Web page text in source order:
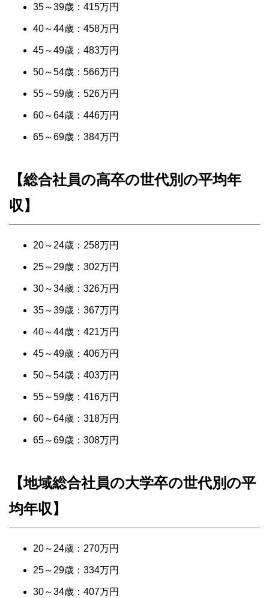
35～39歳：415万円
40～44歳：458万円
45～49歳：483万円
50～54歳：566万円
55～59歳：526万円
60～64歳：446万円
65～69歳：384万円
【総合社員の高卒の世代別の平均年
収】
20～24歳：258万円
25～29歳：302万円
30～34歳：326万円
35～39歳：367万円
40～44歳：421万円
45～49歳：406万円
50～54歳：403万円
55～59歳：416万円
60～64歳：318万円
65～69歳：308万円
【地域総合社員の大学卒の世代別の平
均年収】
20～24歳：270万円
25～29歳：334万円
30～34歳：407万円